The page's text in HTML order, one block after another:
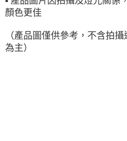
顏色更佳
（產品圖僅供參考，不含拍
為主）